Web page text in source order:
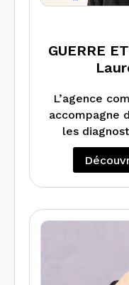
GUERRE
L’agence
accompagne
les
location
immobilier
l’installation
de gaz.
réaliser un